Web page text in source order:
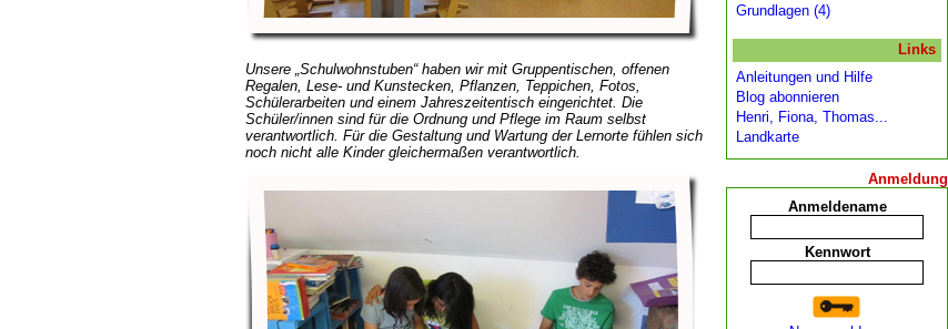
Unsere „Schulwohnstuben“ haben wir mit Gruppentischen, offenen
Regalen, Lese- und Kunstecken, Pflanzen, Teppichen, Fotos,
Schülerarbeiten und einem Jahreszeitentisch eingerichtet. Die
Schüler/innen sind für die Ordnung und Pflege im Raum selbst
verantwortlich. Für die Gestaltung und Wartung der Lernorte fühlen sich
noch nicht alle Kinder gleichermaßen verantwortlich.
Grundlagen (4)
Links
Anleitungen und Hilfe
Blog abonnieren
Henri, Fiona, Thomas...
Landkarte
Anmeldung
Anmeldename
Kennwort